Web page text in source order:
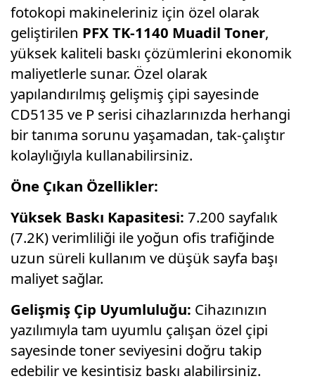
fotokopi makineleriniz için özel olarak
geliştirilen PFX TK-1140 Muadil Toner,
yüksek kaliteli baskı çözümlerini ekonomik
maliyetlerle sunar. Özel olarak
yapılandırılmış gelişmiş çipi sayesinde
CD5135 ve P serisi cihazlarınızda herhangi
bir tanıma sorunu yaşamadan, tak-çalıştır
kolaylığıyla kullanabilirsiniz.
Öne Çıkan Özellikler:
Yüksek Baskı Kapasitesi: 7.200 sayfalık
(7.2K) verimliliği ile yoğun ofis trafiğinde
uzun süreli kullanım ve düşük sayfa başı
maliyet sağlar.
Gelişmiş Çip Uyumluluğu: Cihazınızın
yazılımıyla tam uyumlu çalışan özel çipi
sayesinde toner seviyesini doğru takip
edebilir ve kesintisiz baskı alabilirsiniz.